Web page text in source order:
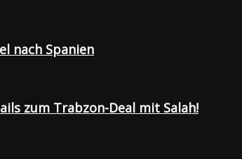
nach Spanien
zum Trabzon-Deal mit Salah!